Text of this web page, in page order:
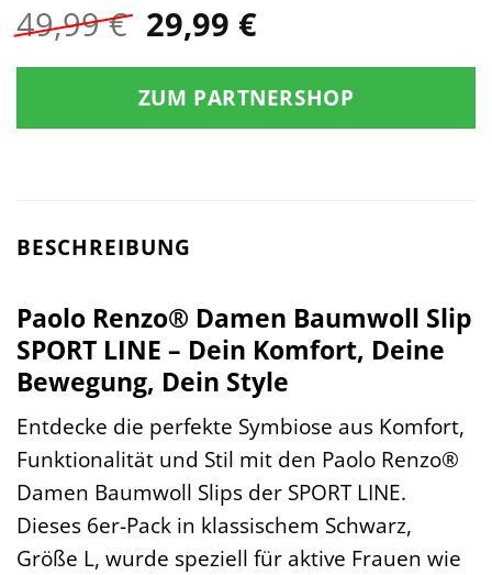
49,99€ Ursprünglicher
Preis
war:
49,99 €
29,99 €Aktueller
ist:
29,99 €.
ZUM PARTNERSHOP
BESCHREIBUNG
Paolo Renzo® Damen Baumwoll Slip
SPORT LINE – Dein Komfort, Deine
Bewegung, Dein Style
Entdecke die perfekte Symbiose aus Komfort,
Funktionalität und Stil mit den Paolo Renzo®
Damen Baumwoll Slips der SPORT LINE.
Dieses 6er-Pack in klassischem Schwarz,
Größe L, wurde speziell für aktive Frauen wie